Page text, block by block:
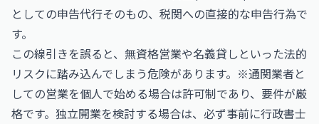
としての申告代行そのもの、税関への直接的な申告行為で
す。
この線引きを誤ると、無資格営業や名義貸しといった法的
リスクに踏み込んでしまう危険があります。※通関業者と
しての営業を個人で始める場合は許可制であり、要件が厳
格です。独立開業を検討する場合は、必ず事前に行政書士